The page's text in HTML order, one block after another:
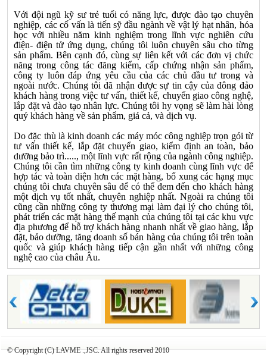
Với đội ngũ kỹ sư trẻ tuổi có năng lực, được đào tạo chuyên
nghiệp, các cố vấn là tiến sỹ đầu ngành về vật lý hạt nhân, hóa
học với nhiều năm kinh nghiệm trong lĩnh vực nghiên cứu
điện- điện tử ứng dụng, chúng tôi luôn chuyên sâu cho từng
sản phẩm. Bên cạnh đó, cùng sự liên kết với các đơn vị chức
năng trong công tác đăng kiểm, cấp chứng nhận sản phẩm,
công ty luôn đáp ứng yêu cầu của các chủ đầu tư trong và
ngoài nước. Chúng tôi đã nhận được sự tin cậy của đông đảo
khách hàng trong việc tư vấn, thiết kế, chuyển giao công nghệ,
lắp đặt và đào tạo nhân lực. Chúng tôi hy vọng sẽ làm hài lòng
quý khách hàng về sản phẩm, giá cả, và dịch vụ.
Do đặc thù là kinh doanh các máy móc công nghiệp trọn gói từ
tư vấn thiết kế, lắp đặt chuyển giao, kiểm định an toàn, bảo
dưỡng bảo trì....., một lĩnh vực rất rộng của ngành công nghiệp.
Chúng tôi cần tìm những công ty kinh doanh cùng lĩnh vực để
hợp tác và toàn diện hơn các mặt hàng, bổ xung các hạng mục
chúng tôi chưa chuyên sâu để có thể đem đến cho khách hàng
một dịch vụ tốt nhất, chuyên nghiệp nhất. Ngoài ra chúng tôi
cũng cần những công ty thương mại làm đại lý cho chúng tôi,
phát triển các mặt hàng thế mạnh của chúng tôi tại các khu vực
địa phương để hỗ trợ khách hàng nhanh nhất về giao hàng, lắp
đặt, bảo dưỡng, tăng doanh số bán hàng của chúng tôi trên toàn
quốc và giúp khách hàng tiếp cận gần nhất với những công
nghệ cao của châu Âu.
© Copyright (C) LAVME .,JSC. All rights reserved 2010